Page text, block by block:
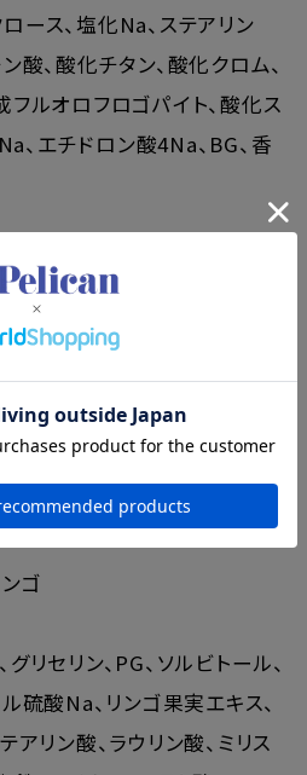
ース、塩化Na、ステアリン
酸、酸化チタン、酸化クロム、
フルオロフロゴパイト、酸化ス
、エチドロン酸4Na、BG、香
モン
リセリン、PG、ソルビトール、
硫酸Na、レモン果実エキス、
アリン酸、ラウリン酸、ミリス
、グンジョウ、黄205、赤
ドロン酸4Na、BG、香料
ゴ
リセリン、PG、ソルビトール、
硫酸Na、リンゴ果実エキス、
アリン酸、ラウリン酸、ミリス